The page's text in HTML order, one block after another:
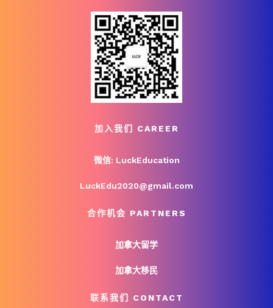
加入我们 CAREER
微信: LuckEducation
LuckEdu2020@gmail.com
合作机会 PARTNERS
加拿大留学
加拿大移民
联系我们 CONTACT